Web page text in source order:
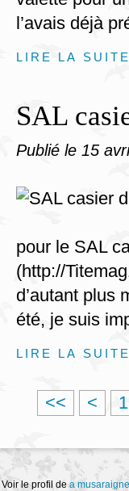
l’avais déjà
LIRE LA SUITE
SAL
Publié le 15
pour le SAL
(http://
d’autant plus
été, je suis
LIRE LA SUITE
<< < 1
Voir le profil dea musaraigne